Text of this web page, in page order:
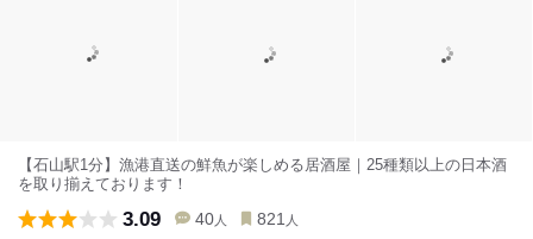
【石山駅1分】漁港直送の鮮魚が楽しめる居酒屋｜25種類以上の日本酒
を取り揃えております！
3.09 40 人 821 人